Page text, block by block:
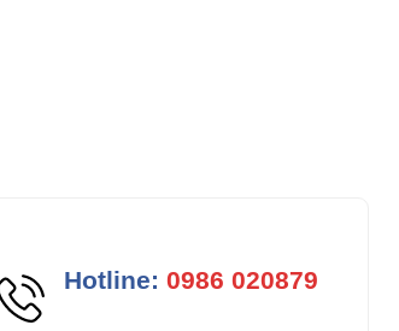
Hotline: 0986 020879